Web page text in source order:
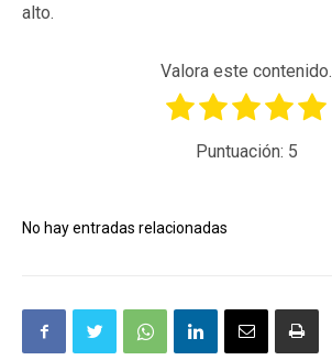
alto.
Valora este contenido.
Puntuación: 5
No hay entradas relacionadas